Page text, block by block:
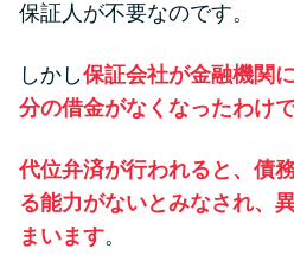
保証人が不要なのです。
しかし保証会社が金融機関
分の借金がなくなったわけ
代位弁済が行われると、債
る能力がないとみなされ、
まいます。